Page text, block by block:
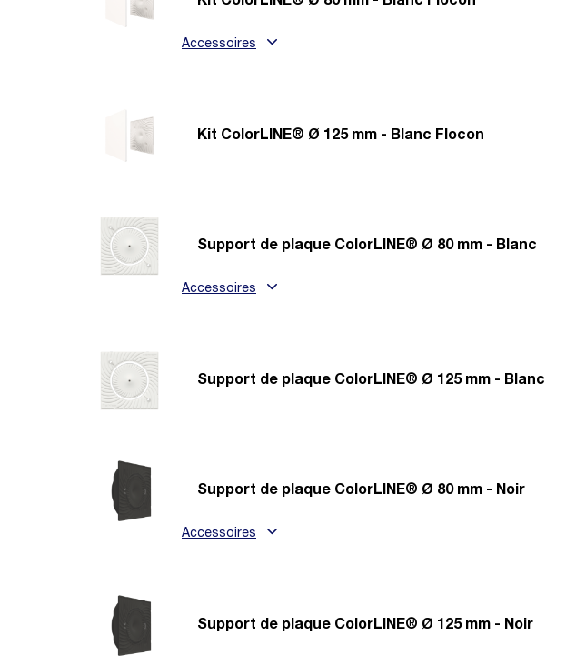
Accessoires
Kit ColorLINE® Ø 125 mm - Blanc Flocon
Support de plaque ColorLINE® Ø 80 mm - Blanc
Accessoires
Support de plaque ColorLINE® Ø 125 mm - Blanc
Support de plaque ColorLINE® Ø 80 mm - Noir
Accessoires
Support de plaque ColorLINE® Ø 125 mm - Noir